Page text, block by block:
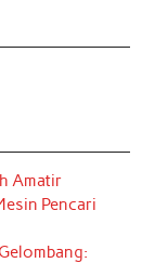
Amatir
Pencari